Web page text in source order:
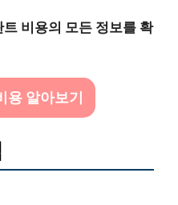
비용의 모든 정보를 확
용 알아보기